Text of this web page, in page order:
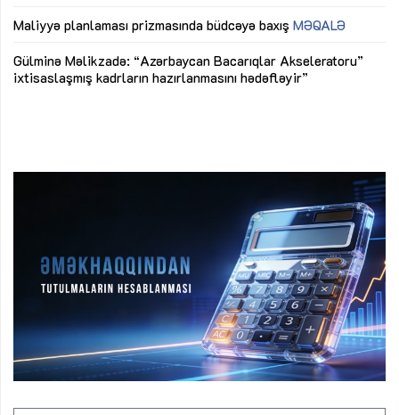
Maliyyə planlaması prizmasında büdcəyə baxış MƏQALƏ
Gülminə Məlikzadə: “Azərbaycan Bacarıqlar Akseleratoru”
ixtisaslaşmış kadrların hazırlanmasını hədəfləyir”